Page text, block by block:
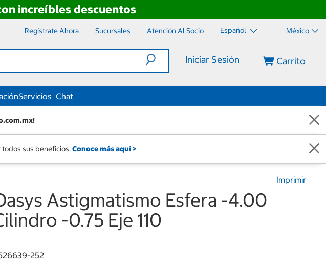
increíbles descuentos
Regístrate Ahora Sucursales Atención Al Socio Español México
Iniciar Sesión Carrito
Servicios Chat
sus beneficios. Conoce más aquí >
Imprimir
Astigmatismo Esfera -4.00
-0.75 Eje 110
252